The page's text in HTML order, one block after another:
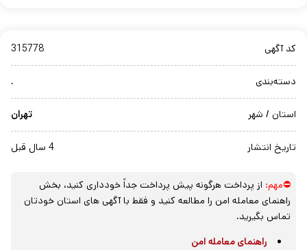
کد آگهی 315778
دسته‌بندی .
استان / شهر تهران
تاریخ انتشار 4 سال قبل
⛔مهم: از پرداخت هرگونه پیش پرداخت جداً خودداری کنید، بخش
راهنمای معامله امن را مطالعه کنید و فقط با آگهی های استان خودتان
تماس بگیرید.
راهنمای معامله امن